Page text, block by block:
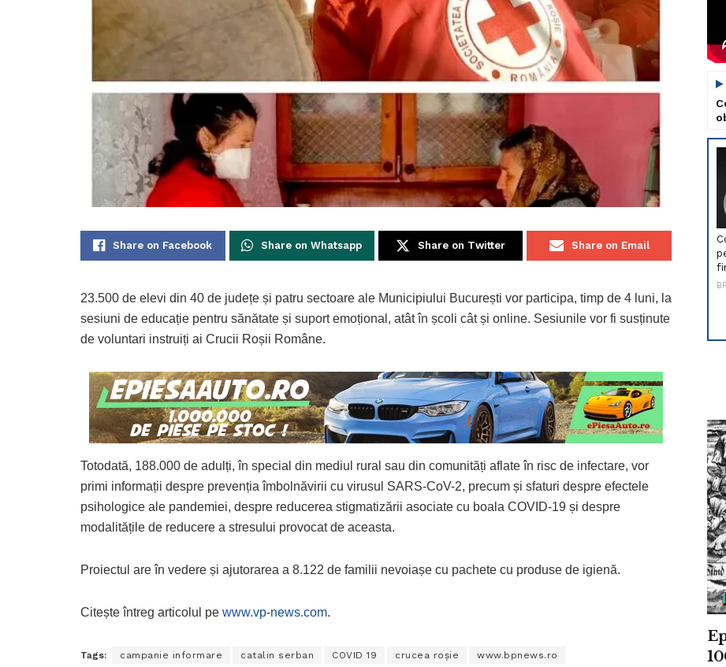
Share on Facebook Share on Whatsapp Share on Twitter Share on Email
23.500 de elevi din 40 de județe și patru sectoare ale Municipiului București vor participa, timp de 4 luni, la
sesiuni de educație pentru sănătate și suport emoțional, atât în școli cât și online. Sesiunile vor fi susținute
de voluntari instruiți ai Crucii Roșii Române.
Totodată, 188.000 de adulți, în special din mediul rural sau din comunități aflate în risc de infectare, vor
primi informații despre prevenția îmbolnăvirii cu virusul SARS-CoV-2, precum și sfaturi despre efectele
psihologice ale pandemiei, despre reducerea stigmatizării asociate cu boala COVID-19 și despre
modalitățile de reducere a stresului provocat de aceasta.
Proiectul are în vedere și ajutorarea a 8.122 de familii nevoiașe cu pachete cu produse de igienă.
Citește întreg articolul pe www.vp-news.com.
Tags: campanie informare catalin serban COVID 19 crucea roșie www.bpnews.ro